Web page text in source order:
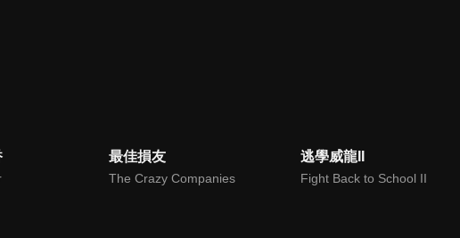
最佳損友
The Crazy Companies
逃學威龍II
Fight Back to School II